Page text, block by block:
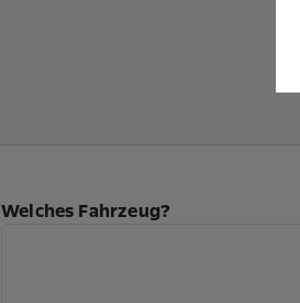
Welches Fahrzeug?